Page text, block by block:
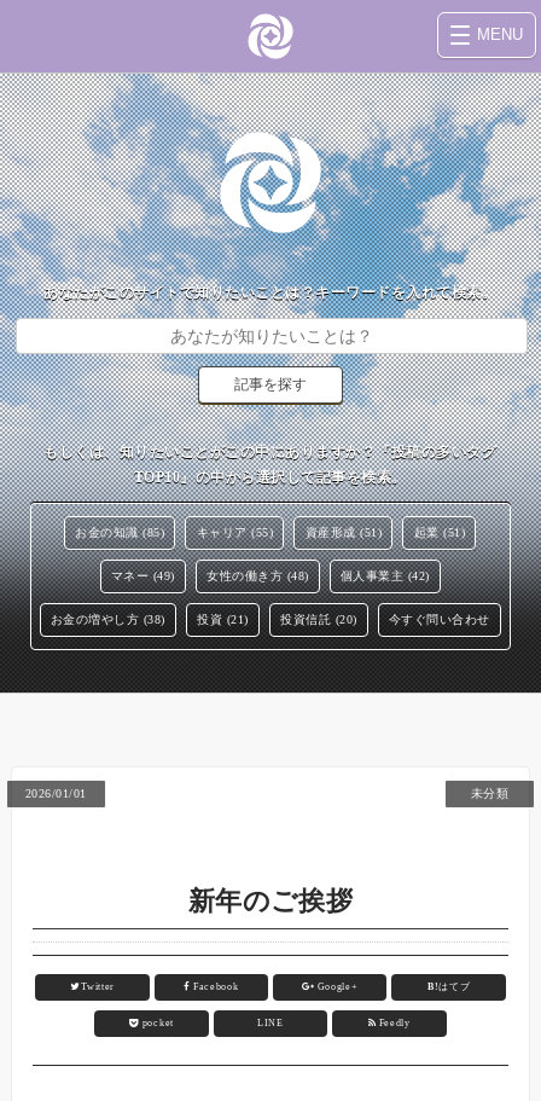
MENU
あなたがこのサイトで知りたいことは？キーワードを入れて検索。
もしくは、知りたいことがこの中にありますか？『投稿の多いタグ
TOP10』の中から選択して記事を検索。
お金の知識 (85) キャリア (55) 資産形成 (51) 起業 (51)
マネー (49) 女性の働き方 (48) 個人事業主 (42)
お金の増やし方 (38) 投資 (21) 投資信託 (20) 今すぐ問い合わせ
2026/01/01 未分類
新年のご挨拶
Twitter Facebook Google+ B!はてブ
pocket LINE Feedly